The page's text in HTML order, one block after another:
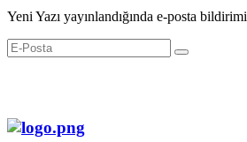
Yeni Yazı yayınlandığında e-posta